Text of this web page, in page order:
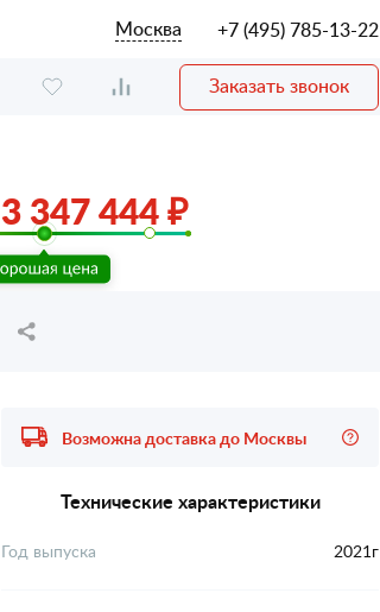
Москва +7 (495) 785-13-22
Заказать звонок
3 347 444 ₽
Возможна доставка до Москвы
Технические характеристики
Год выпуска 2021г